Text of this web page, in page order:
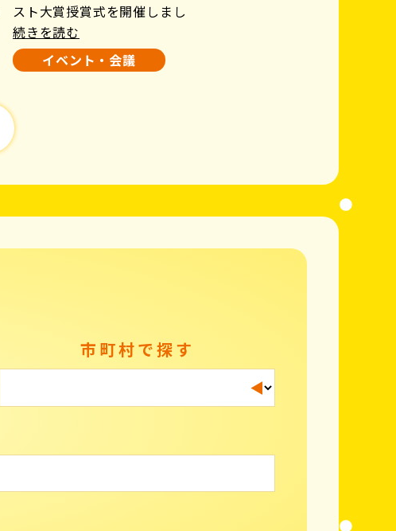
スト大賞授賞式を開催しまし
た！
続きを読む
イベント・会議
市町村で探す